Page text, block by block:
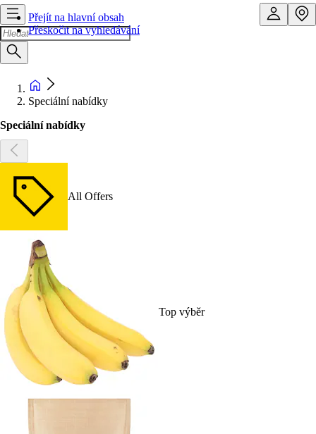
Přejít na hlavní obsah
Přeskočit na vyhledávání
Speciální nabídky
Speciální nabídky
All Offers
Top výběr